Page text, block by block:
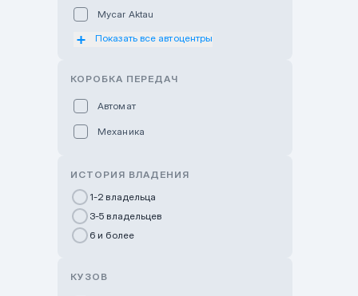
Mycar Aktau
Mycar Uralsk
GWM Nurly Zhol
Chery Astana
Показать все автоцентры
КОРОБКА ПЕРЕДАЧ
Автомат
Механика
ИСТОРИЯ ВЛАДЕНИЯ
1-2 владельца
3-5 владельцев
6 и более
КУЗОВ